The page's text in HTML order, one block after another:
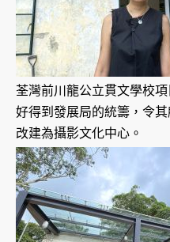
荃灣前川龍公立貫文學校
好得到發展局的統籌，令
改建為攝影文化中心。